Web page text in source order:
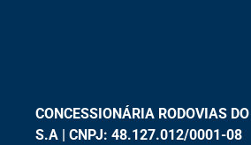
CONCESSIONÁRIA RODOVIAS
S.A | CNPJ: 48.127.012/0001-08